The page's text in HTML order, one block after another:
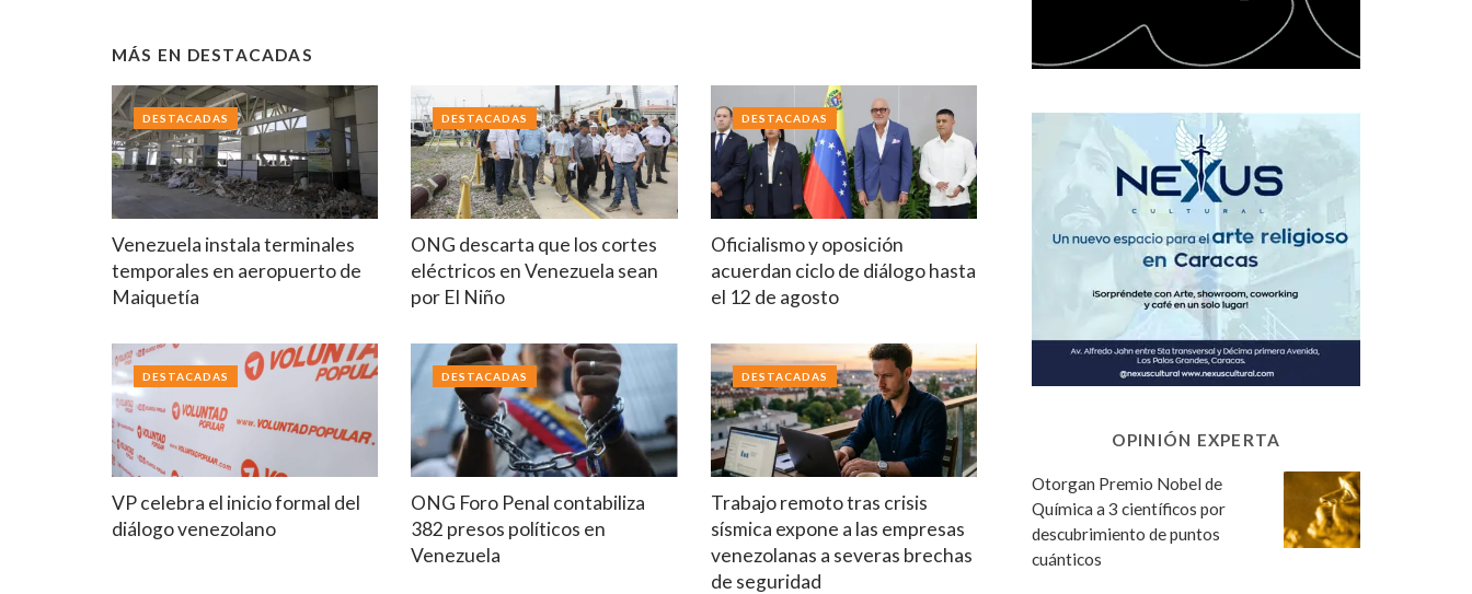
MÁS EN DESTACADAS
Venezuela instala terminales
temporales en aeropuerto de
Maiquetía
DESTACADAS
ONG descarta que los cortes
eléctricos en Venezuela sean
por El Niño
DESTACADAS
Oficialismo y oposición
acuerdan ciclo de diálogo hasta
el 12 de agosto
DESTACADAS
VP celebra el inicio formal del
diálogo venezolano
DESTACADAS
ONG Foro Penal contabiliza
382 presos políticos en
Venezuela
DESTACADAS
Trabajo remoto tras crisis
sísmica expone a las empresas
venezolanas a severas brechas
de seguridad
DESTACADAS
OPINIÓN EXPERTA
Otorgan Premio Nobel de
Química a 3 científicos por
descubrimiento de puntos
cuánticos